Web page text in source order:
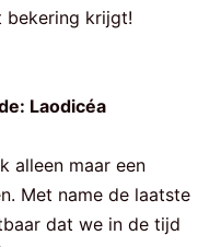
bekering krijgt!
Laodicéa
alleen maar een
Met name de laatste
dat we in de tijd